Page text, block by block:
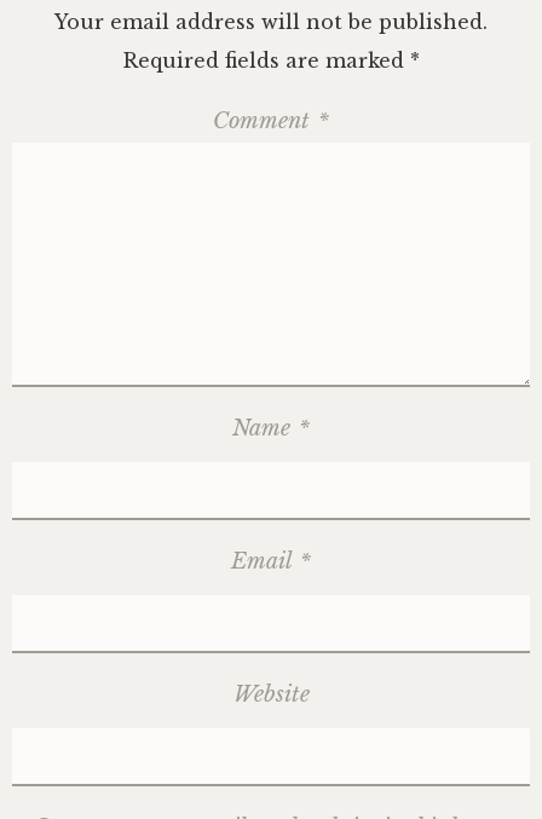
Your email address will not be published.
Required fields are marked *
Comment *
Name *
Email *
Website